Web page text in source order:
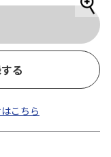
る
こちら